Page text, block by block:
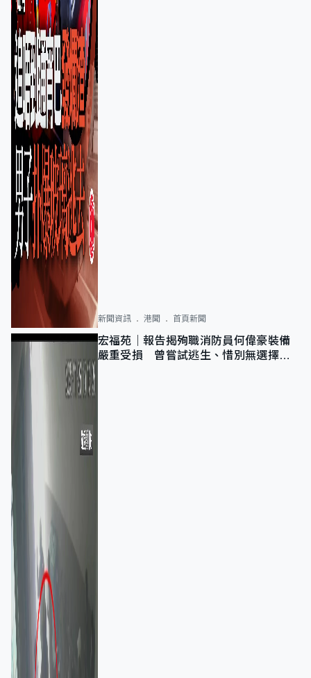
新聞資訊 港聞 首頁新聞
宏福苑｜報告揭殉職消防員何偉豪裝備
嚴重受損 曾嘗試逃生、惜別無選擇下